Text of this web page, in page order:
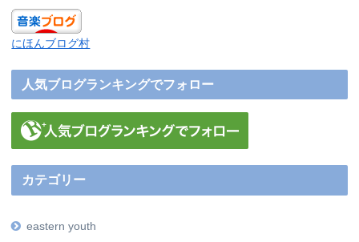
にほんブログ村
人気ブログランキングでフォロー
カテゴリー
eastern youth